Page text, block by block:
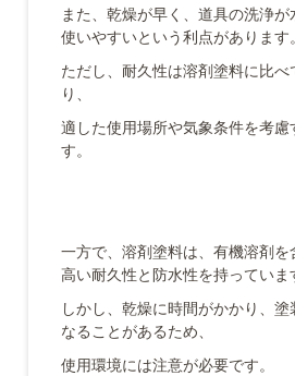
また、乾燥が早く、道具の洗浄が
使いやすいという利点があります。
ただし、耐久性は溶剤塗料に比
り、
適した使用場所や気象条件を考慮
す。
一方で、溶剤塗料は、有機溶剤を
高い耐久性と防水性を持っていま
しかし、乾燥に時間がかかり、塗
なることがあるため、
使用環境には注意が必要です。